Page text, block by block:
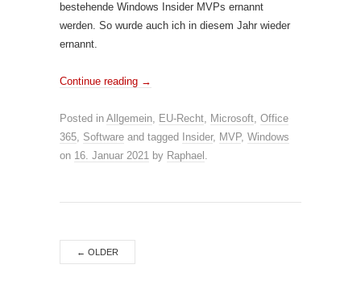
bestehende Windows Insider MVPs ernannt
werden. So wurde auch ich in diesem Jahr wieder
ernannt.
Continue reading →
Posted in Allgemein, EU-Recht, Microsoft, Office
365, Software and tagged Insider, MVP, Windows
on 16. Januar 2021 by Raphael .
← OLDER